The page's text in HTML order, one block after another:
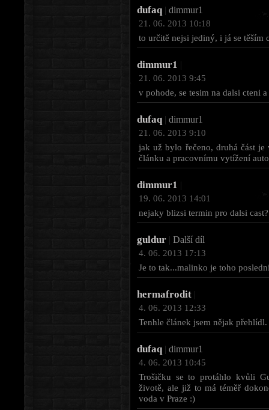
dufaq | dimmur1
21. 06. 2013 10:18
to určitě nejsi jediný, i já se těším
dimmur1 |
21. 06. 2013 9:45
v pohode, se tesim na dalsi cteni
dufaq | dimmur1
21. 06. 2013 9:10
jak už bylo řečeno, druhá část
článku a pracovnímu vytížení
dimmur1 |
19. 06. 2013 14:01
nejaky blizsi termin pro dalsi cast?
guldur | Další díl
4. 06. 2013 17:13
Je to tak...malinko je toho
hermafrodit |
4. 06. 2013 12:33
Tenhle článek jsem nějak
dufaq | dimmur1
4. 06. 2013 10:45
Trošičku se to protáhlo kvůli
životě, ale již to má téměř
voda v Praze :)